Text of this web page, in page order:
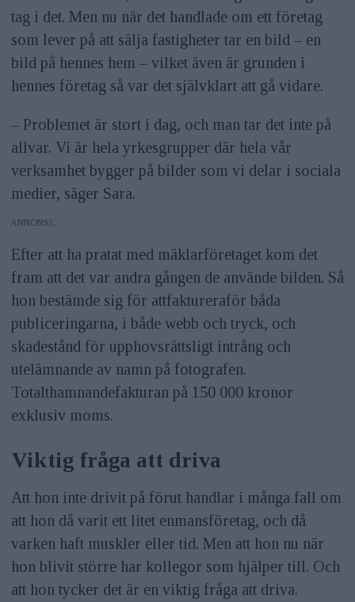
tag i det. Men nu när det handlade om ett företag
som lever på att sälja fastigheter tar en bild – en
bild på hennes hem – vilket även är grunden i
hennes företag så var det självklart att gå vidare.
– Problemet är stort i dag, och man tar det inte på
allvar. Vi är hela yrkesgrupper där hela vår
verksamhet bygger på bilder som vi delar i sociala
medier, säger Sara.
ANNONS
Efter att ha pratat med mäklarföretaget kom det
fram att det var andra gången de använde bilden. Så
hon bestämde sig för attfaktureraför båda
publiceringarna, i både webb och tryck, och
skadestånd för upphovsrättsligt intrång och
utelämnande av namn på fotografen.
Totalthamnandefakturan på 150 000 kronor
exklusiv moms.
Viktig fråga att driva
Att hon inte drivit på förut handlar i många fall om
att hon då varit ett litet enmansföretag, och då
varken haft muskler eller tid. Men att hon nu när
hon blivit större har kollegor som hjälper till. Och
att hon tycker det är en viktig fråga att driva.